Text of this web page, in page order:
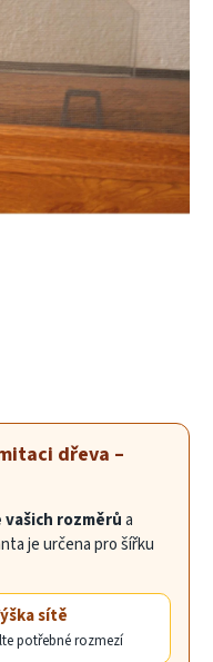
dřeva –
vašich rozměrůa
je určena pro šířku
sítě
potřebné rozmezí